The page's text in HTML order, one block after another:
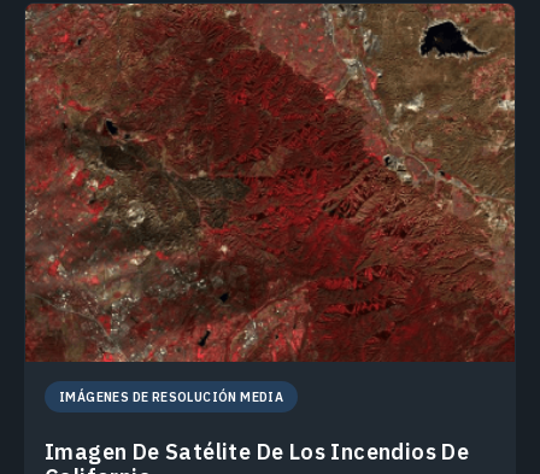
IMÁGENES DE RESOLUCIÓN MEDIA
Imagen De Satélite De Los Incendios De